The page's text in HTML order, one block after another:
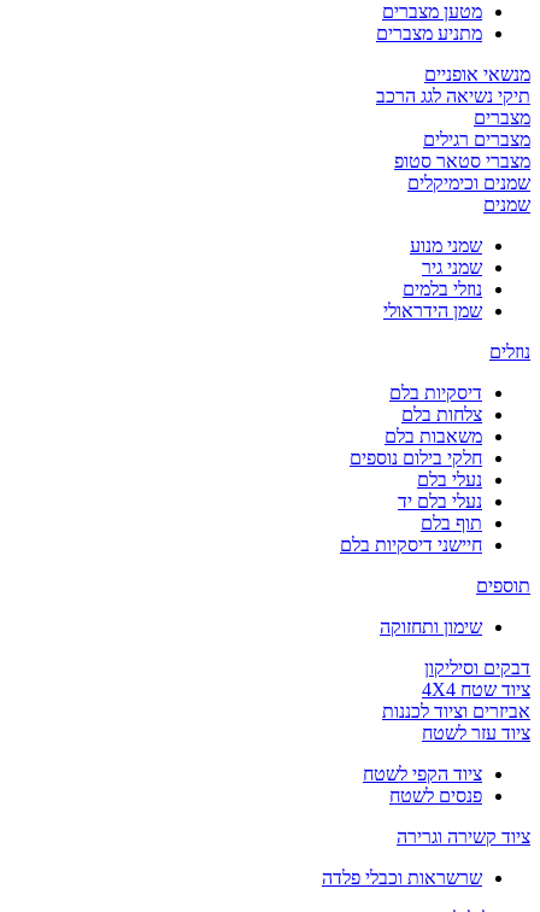
מטען מצברים
מתניע מצברים
מנשאי אופניים
תיקי נשיאה לגג הרכב
מצברים
מצברים רגילים
מצברי סטאר סטופ
שמנים וכימיקלים
שמנים
שמני מנוע
שמני גיר
נוזלי בלמים
שמן הידראולי
נוזלים
דיסקיות בלם
צלחות בלם
משאבות בלם
חלקי בילום נוספים
נעלי בלם
נעלי בלם יד
תוף בלם
חיישני דיסקיות בלם
תוספים
שימון ותחזוקה
דבקים וסיליקון
ציוד שטח 4X4
אביזרים וציוד לכננות
ציוד עזר לשטח
ציוד הקפי לשטח
פנסים לשטח
ציוד קשירה וגרירה
שרשראות וכבלי פלדה